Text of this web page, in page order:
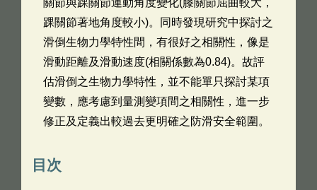
關節與踝關節運動角度變化(膝關節屈曲較大，
踝關節著地角度較小)。同時發現研究中探討之
滑倒生物力學特性間，有很好之相關性，像是
滑動距離及滑動速度(相關係數為0.84)。故評
估滑倒之生物力學特性，並不能單只探討某項
變數，應考慮到量測變項間之相關性，進一步
修正及定義出較過去更明確之防滑安全範圍。
目次